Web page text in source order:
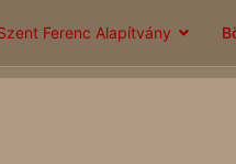
Ferenc Alapítvány